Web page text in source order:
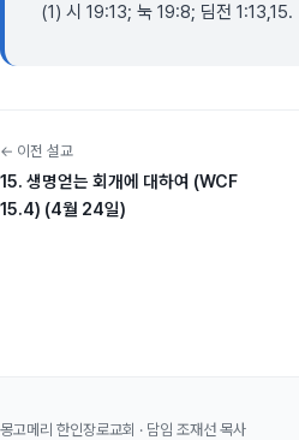
(1) 시 19:13; 눅 19:8; 딤전 1:13,15.
← 이전 설교
15. 생명얻는 회개에 대하여 (WCF
15.4) (4월 24일)
몽고메리 한인장로교회 · 담임 조재선 목사